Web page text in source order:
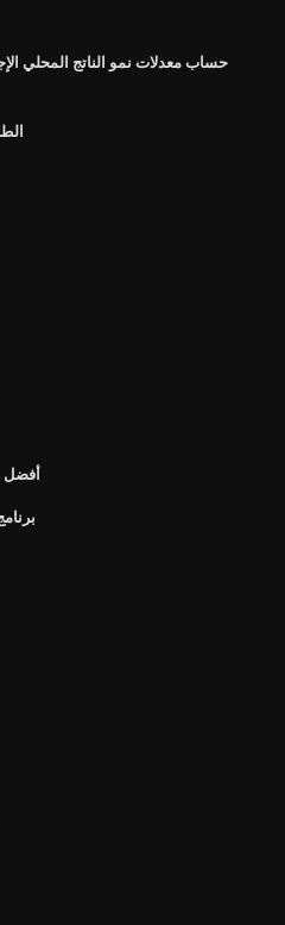
حساب معدلات نمو الناتج المحلي
أفضل